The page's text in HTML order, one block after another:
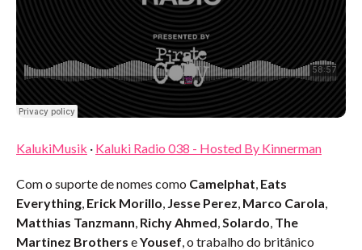
KalukiMusik · Kaluki Radio 038 - Hosted By Kinnerman
Com o suporte de nomes como Camelphat, Eats
Everything, Erick Morillo, Jesse Perez, Marco Carola,
Matthias Tanzmann, Richy Ahmed,Solardo, The
Martinez Brothers eYousef, o trabalho do britânico